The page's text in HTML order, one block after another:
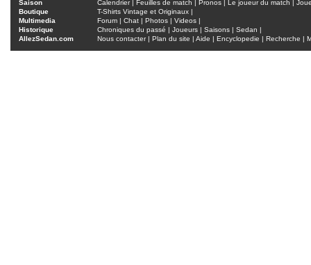
Saison Calendrier| Feuilles de match Pronos Le joueur du match
Boutique
T-Shirts Vintage et Originaux |
Multimedia
Forum | Chat | Photos | Videos |
Historique
Chroniques du passé | Joueurs | Saisons | Sedan |
AllezSedan.com
Nous contacter| Plan du site | Aide | Encyclopedie | Recherche |